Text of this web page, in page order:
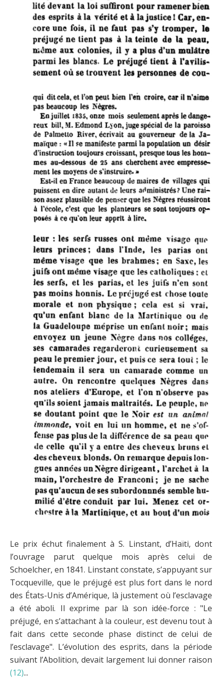
Le prix échut finalement à S. Linstant, d’Haïti, dont
l’ouvrage parut quelque mois après celui de
Schoelcher, en 1841. Linstant constate, s’appuyant sur
Tocqueville, que le préjugé est plus fort dans le nord
des États-Unis d’Amérique, là justement où l’esclavage
a été aboli. Il exprime par là son idée-force : "Le
préjugé, en s’attachant à la couleur, est devenu tout à
fait dans cette seconde phase distinct de celui de
l’esclavage". L’évolution des esprits, dans la période
suivant l’Abolition, devait largement lui donner raison
(12)...